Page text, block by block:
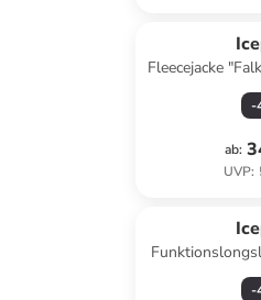
Fleecejacke
-
ab:
UVP:
-